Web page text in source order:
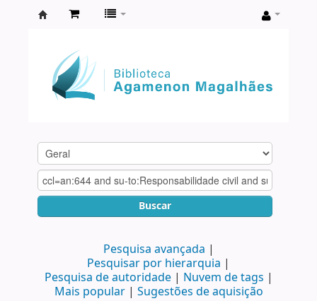
Agamenon
Magalhães
Buscar
Pesquisa avançada
Pesquisar por hierarquia
Pesquisa de autoridade
Nuvem de tags
Mais popular
Sugestões de aquisição